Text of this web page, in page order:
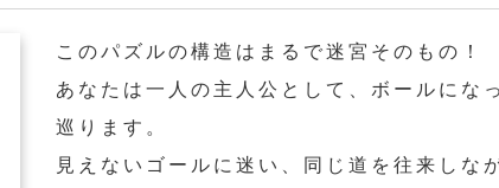
このパズルの構造はまるで迷宮そのもの！
あなたは一人の主人公として、ボールにな
巡ります。
見えないゴールに迷い、同じ道を往来しな